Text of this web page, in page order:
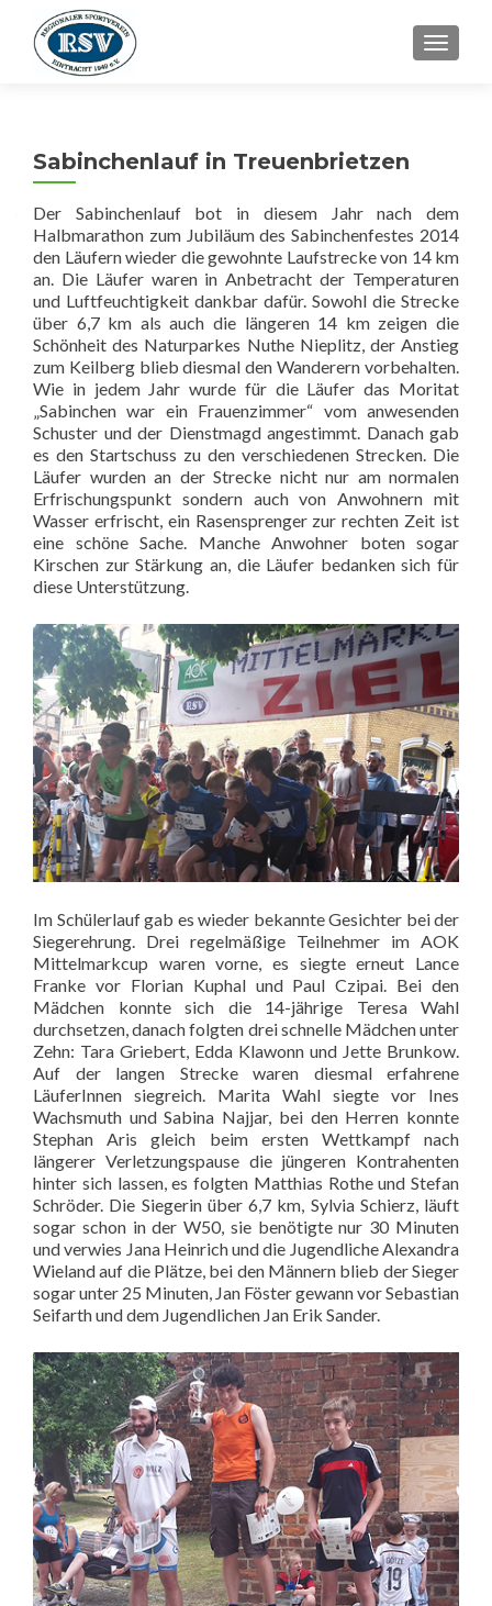
Sabinchenlauf in Treuenbrietzen
Der Sabinchenlauf bot in diesem Jahr nach dem
Halbmarathon zum Jubiläum des Sabinchenfestes 2014
den Läufern wieder die gewohnte Laufstrecke von 14 km
an. Die Läufer waren in Anbetracht der Temperaturen
und Luftfeuchtigkeit dankbar dafür. Sowohl die Strecke
über 6,7 km als auch die längeren 14 km zeigen die
Schönheit des Naturparkes Nuthe Nieplitz, der Anstieg
zum Keilberg blieb diesmal den Wanderern vorbehalten.
Wie in jedem Jahr wurde für die Läufer das Moritat
„Sabinchen war ein Frauenzimmer“ vom anwesenden
Schuster und der Dienstmagd angestimmt. Danach gab
es den Startschuss zu den verschiedenen Strecken. Die
Läufer wurden an der Strecke nicht nur am normalen
Erfrischungspunkt sondern auch von Anwohnern mit
Wasser erfrischt, ein Rasensprenger zur rechten Zeit ist
eine schöne Sache. Manche Anwohner boten sogar
Kirschen zur Stärkung an, die Läufer bedanken sich für
diese Unterstützung.
Im Schülerlauf gab es wieder bekannte Gesichter bei der
Siegerehrung. Drei regelmäßige Teilnehmer im AOK
Mittelmarkcup waren vorne, es siegte erneut Lance
Franke vor Florian Kuphal und Paul Czipai. Bei den
Mädchen konnte sich die 14-jährige Teresa Wahl
durchsetzen, danach folgten drei schnelle Mädchen unter
Zehn: Tara Griebert, Edda Klawonn und Jette Brunkow.
Auf der langen Strecke waren diesmal erfahrene
LäuferInnen siegreich. Marita Wahl siegte vor Ines
Wachsmuth und Sabina Najjar, bei den Herren konnte
Stephan Aris gleich beim ersten Wettkampf nach
längerer Verletzungspause die jüngeren Kontrahenten
hinter sich lassen, es folgten Matthias Rothe und Stefan
Schröder. Die Siegerin über 6,7 km, Sylvia Schierz, läuft
sogar schon in der W50, sie benötigte nur 30 Minuten
und verwies Jana Heinrich und die Jugendliche Alexandra
Wieland auf die Plätze, bei den Männern blieb der Sieger
sogar unter 25 Minuten, Jan Föster gewann vor Sebastian
Seifarth und dem Jugendlichen Jan Erik Sander.